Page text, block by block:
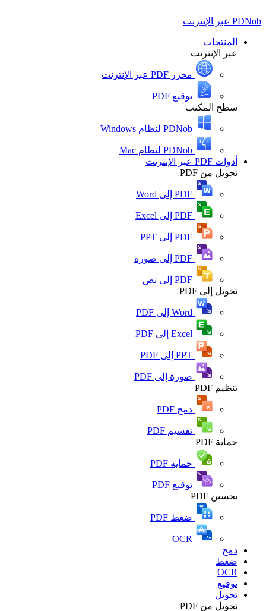
PDNob عبر الإنترنت
المنتجات
عبر الإنترنت
محرر PDF عبر الإنترنت
توقيع PDF
سطح المكتب
PDNob لنظام Windows
PDNob لنظام Mac
أدوات PDF عبر الإنترنت
تحويل من PDF
PDF إلى Word
PDF إلى Excel
PDF إلى PPT
PDF إلى صورة
PDF إلى نص
تحويل إلى PDF
Word إلى PDF
Excel إلى PDF
PPT إلى PDF
صورة إلى PDF
تنظيم PDF
دمج PDF
تقسيم PDF
حماية PDF
حماية PDF
توقيع PDF
تحسين PDF
ضغط PDF
OCR
دمج
ضغط
OCR
توقيع
تحويل
تحويل من PDF